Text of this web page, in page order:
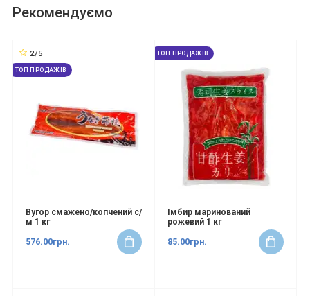
Рекомендуємо
2/5
ТОП ПРОДАЖІВ
Вугор смажено/копчений с/
м 1 кг
576.00грн.
ТОП ПРОДАЖІВ
Імбир маринований
рожевий 1 кг
85.00грн.